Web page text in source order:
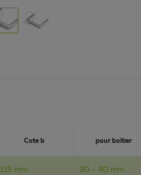
Cote b pour boîtier
115 mm 30 - 40 mm